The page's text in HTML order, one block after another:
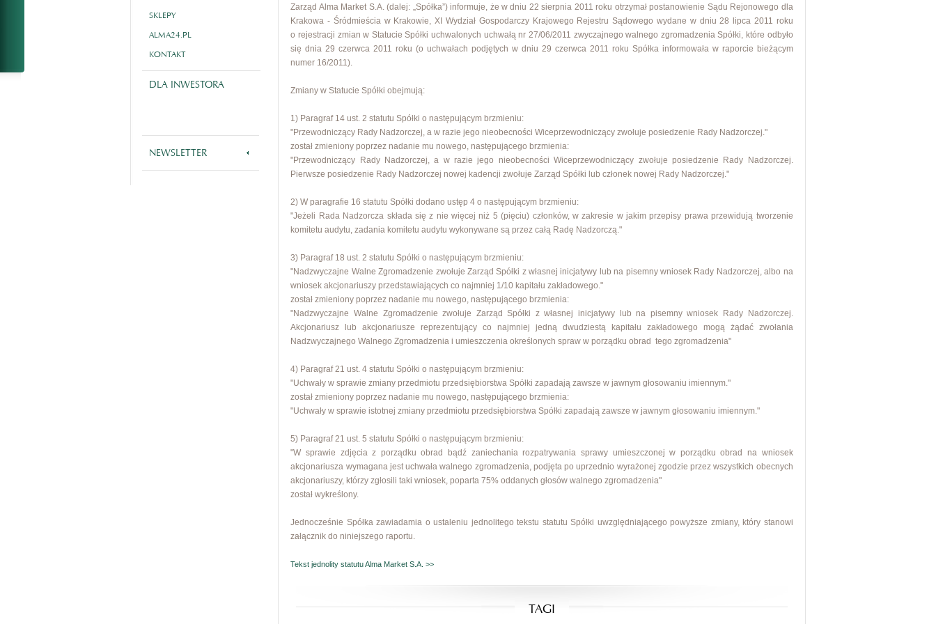
SKLEPY
ALMA24.PL
KONTAKT
DLA INWESTORA
NEWSLETTER
Zarząd Alma Market S.A. (dalej: „Spółka”) informuje, że w dniu 22 sierpnia 2011 roku otrzymał postanowienie Sądu Rejonowego dla
Krakowa - Śródmieścia w Krakowie, XI Wydział Gospodarczy Krajowego Rejestru Sądowego wydane w dniu 28 lipca 2011 roku
o rejestracji zmian w Statucie Spółki uchwalonych uchwałą nr 27/06/2011 zwyczajnego walnego zgromadzenia Spółki, które odbyło
się dnia 29 czerwca 2011 roku (o uchwałach podjętych w dniu 29 czerwca 2011 roku Spółka informowała w raporcie bieżącym
numer 16/2011).
Zmiany w Statucie Spółki obejmują:
1) Paragraf 14 ust. 2 statutu Spółki o następującym brzmieniu:
"Przewodniczący Rady Nadzorczej, a w razie jego nieobecności Wiceprzewodniczący zwołuje posiedzenie Rady Nadzorczej."
został zmieniony poprzez nadanie mu nowego, następującego brzmienia:
"Przewodniczący Rady Nadzorczej, a w razie jego nieobecności Wiceprzewodniczący zwołuje posiedzenie Rady Nadzorczej.
Pierwsze posiedzenie Rady Nadzorczej nowej kadencji zwołuje Zarząd Spółki lub członek nowej Rady Nadzorczej."
2) W paragrafie 16 statutu Spółki dodano ustęp 4 o następującym brzmieniu:
"Jeżeli Rada Nadzorcza składa się z nie więcej niż 5 (pięciu) członków, w zakresie w jakim przepisy prawa przewidują tworzenie
komitetu audytu, zadania komitetu audytu wykonywane są przez całą Radę Nadzorczą."
3) Paragraf 18 ust. 2 statutu Spółki o następującym brzmieniu:
"Nadzwyczajne Walne Zgromadzenie zwołuje Zarząd Spółki z własnej inicjatywy lub na pisemny wniosek Rady Nadzorczej, albo na
wniosek akcjonariuszy przedstawiających co najmniej 1/10 kapitału zakładowego."
został zmieniony poprzez nadanie mu nowego, następującego brzmienia:
"Nadzwyczajne Walne Zgromadzenie zwołuje Zarząd Spółki z własnej inicjatywy lub na pisemny wniosek Rady Nadzorczej.
Akcjonariusz lub akcjonariusze reprezentujący co najmniej jedną dwudziestą kapitału zakładowego mogą żądać zwołania
Nadzwyczajnego Walnego Zgromadzenia i umieszczenia określonych spraw w porządku obrad tego zgromadzenia"
4) Paragraf 21 ust. 4 statutu Spółki o następującym brzmieniu:
"Uchwały w sprawie zmiany przedmiotu przedsiębiorstwa Spółki zapadają zawsze w jawnym głosowaniu imiennym."
został zmieniony poprzez nadanie mu nowego, następującego brzmienia:
"Uchwały w sprawie istotnej zmiany przedmiotu przedsiębiorstwa Spółki zapadają zawsze w jawnym głosowaniu imiennym."
5) Paragraf 21 ust. 5 statutu Spółki o następującym brzmieniu:
"W sprawie zdjęcia z porządku obrad bądź zaniechania rozpatrywania sprawy umieszczonej w porządku obrad na wniosek
akcjonariusza wymagana jest uchwała walnego zgromadzenia, podjęta po uprzednio wyrażonej zgodzie przez wszystkich obecnych
akcjonariuszy, którzy zgłosili taki wniosek, poparta 75% oddanych głosów walnego zgromadzenia"
został wykreślony.
Jednocześnie Spółka zawiadamia o ustaleniu jednolitego tekstu statutu Spółki uwzględniającego powyższe zmiany, który stanowi
załącznik do niniejszego raportu.
Tekst jednolity statutu Alma Market S.A. >>
TAGI